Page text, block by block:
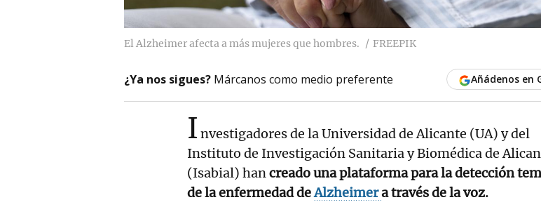
El Alzheimer afecta a más mujeres que hombres. FREEPIK
¿Ya nos sigues? Márcanos como medio preferente Añádenos en
I nvestigadores de la Universidad de Alicante (UA) y del
Instituto de Investigación Sanitaria y Biomédica de
(Isabial) hancreado una plataforma para la detección
de la enfermedad deAlzheimera través de la voz.